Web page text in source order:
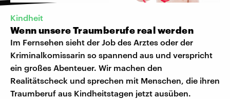
Kindheit
Wenn unsere Traumberufe real werden
Im Fernsehen sieht der Job des Arztes oder der
Kriminalkomissarin so spannend aus und verspricht
ein großes Abenteuer. Wir machen den
Realitätscheck und sprechen mit Menschen, die ihren
Traumberuf aus Kindheitstagen jetzt ausüben.